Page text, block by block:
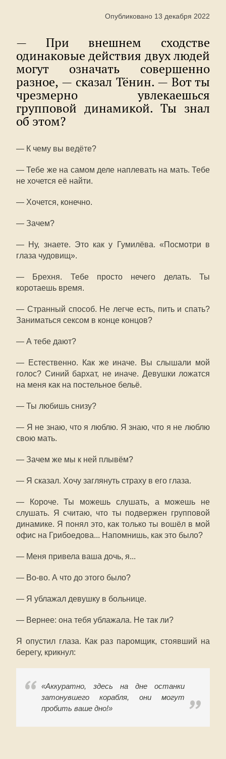
Опубликовано 13 декабря 2022
— При внешнем сходстве
одинаковые действия двух людей
могут означать совершенно
разное, — сказал Тёнин. — Вот ты
чрезмерно увлекаешься
групповой динамикой. Ты знал
об этом?
— К чему вы ведёте?
— Тебе же на самом деле наплевать на мать. Тебе
не хочется её найти.
— Хочется, конечно.
— Зачем?
— Ну, знаете. Это как у Гумилёва. «Посмотри в
глаза чудовищ».
— Брехня. Тебе просто нечего делать. Ты
коротаешь время.
— Странный способ. Не легче есть, пить и спать?
Заниматься сексом в конце концов?
— А тебе дают?
— Естественно. Как же иначе. Вы слышали мой
голос? Синий бархат, не иначе. Девушки ложатся
на меня как на постельное бельё.
— Ты любишь снизу?
— Я не знаю, что я люблю. Я знаю, что я не люблю
свою мать.
— Зачем же мы к ней плывём?
— Я сказал. Хочу заглянуть страху в его глаза.
— Короче. Ты можешь слушать, а можешь не
слушать. Я считаю, что ты подвержен групповой
динамике. Я понял это, как только ты вошёл в мой
офис на Грибоедова... Напомнишь, как это было?
— Меня привела ваша дочь, я...
— Во-во. А что до этого было?
— Я ублажал девушку в больнице.
— Вернее: она тебя ублажала. Не так ли?
Я опустил глаза. Как раз паромщик, стоявший на
берегу, крикнул:
«Аккуратно, здесь на дне останки
затонувшего корабля, они могут
пробить ваше дно!»